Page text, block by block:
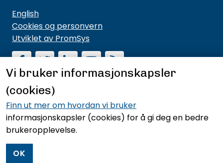
English
Cookies og personvern
Utviklet av PromSys
Motta nyhetsbrev fra NBBL
Hold deg oppdatert på hva vi driver med og hva vi
mener noe om.
Meld deg på nyhetsbrevet
Vi bruker informasjonskapsler
(cookies)
Finn ut mer om hvordan vi bruker
informasjonskapsler (cookies) for å gi deg en bedre
brukeropplevelse.
OK